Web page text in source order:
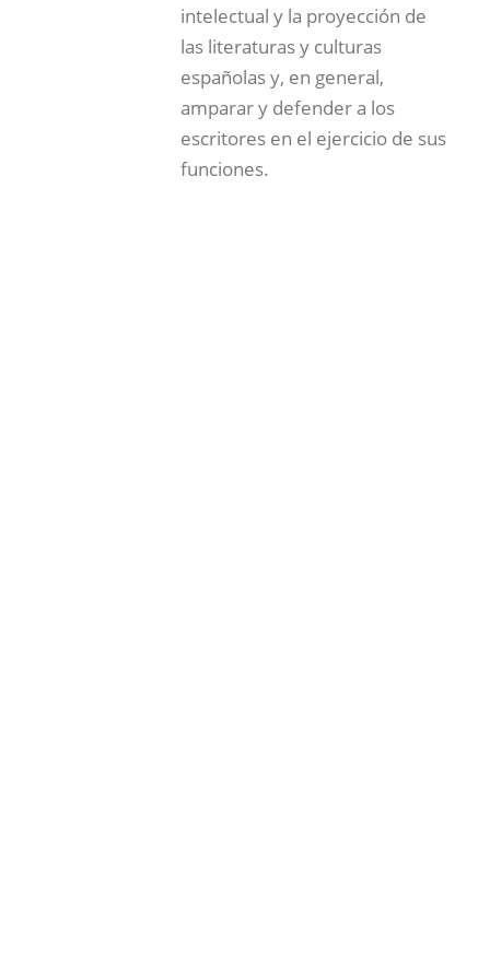
intelectual y la proyección de
las literaturas y culturas
españolas y, en general,
amparar y defender a los
escritores en el ejercicio de sus
funciones.